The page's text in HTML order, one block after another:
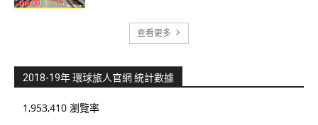
查看更多
2018-19年 環球旅人官網 統計數據
1,953,410 瀏覽率